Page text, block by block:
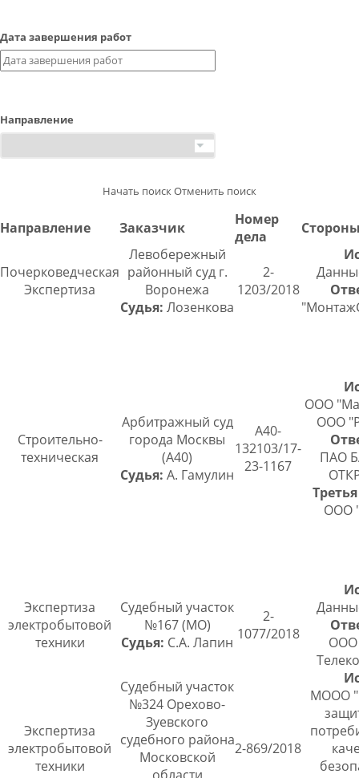
Дата завершения работ
Направление
Начать поискОтменить поиск
Направление Заказчик
Номер
дела
Почерковедческая
Экспертиза
Левобережный
районный суд г.
Воронежа
Судья: Лозенкова
2-
1203/2018
Строительно-
техническая
Арбитражный суд
города Москвы
(А40)
Судья: А. Гамулин
А40-
132103/17-
23-1167
ООО
ООО
ПАО
ООО
Экспертиза
электробытовой
техники
Судебный участок
№167 (МО)
Судья: С.А. Лапин
2-
1077/2018
ООО
Экспертиза
электробытовой
техники
Судебный участок
№324 Орехово-
Зуевского
судебного района
Московской
2-869/2018
МООО